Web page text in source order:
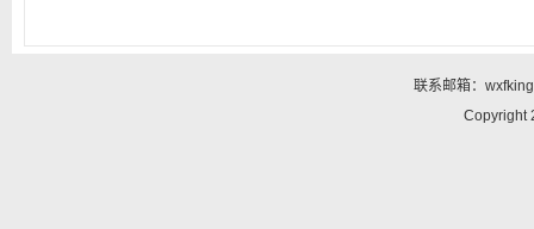
联系邮箱：
Copyright